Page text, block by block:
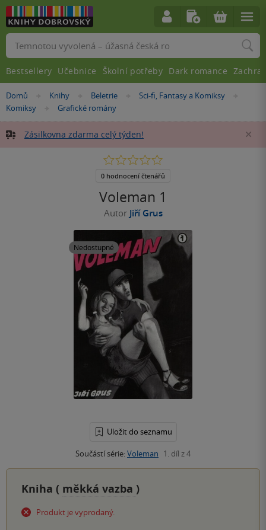
Nacházíte
se
Domů »
Knihy »Beletrie »
Sci-fi, Fantasy a Komiksy
Komiksy »
Grafické romány
Zásilkovna zdarma celý týden!
Voleman 1
Autor Jiří Grus
Nedostupné
Uložit do seznamu
Součástí série:Voleman 1. díl z 4
0.0
5
0 hodnocení čtenářů
Kniha ( měkká vazba )
Produkt je vyprodaný.
Vyhledávání
Bestsellery Učebnice Školní potřeby Dark romance